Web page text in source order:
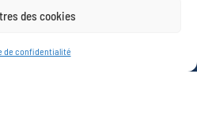
des cookies
de confidentialité
exposer ?